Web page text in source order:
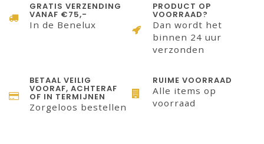
GRATIS VERZENDING
VANAF €75,-
In de Benelux
PRODUCT OP
VOORRAAD?
Dan wordt het
binnen 24 uur
verzonden
BETAAL VEILIG
VOORAF, ACHTERAF
OF IN TERMIJNEN
Zorgeloos bestellen
RUIME VOORRAAD
Alle items op
voorraad